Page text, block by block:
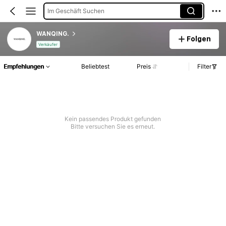
Im Geschäft Suchen
WANQING.
Verkäufer
Folgen
Empfehlungen Beliebtest Preis Filter
Kein passendes Produkt gefunden
Bitte versuchen Sie es erneut.